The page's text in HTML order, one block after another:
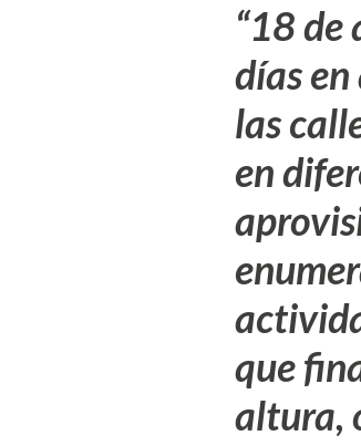
18 de
días
las
en
que
altura,